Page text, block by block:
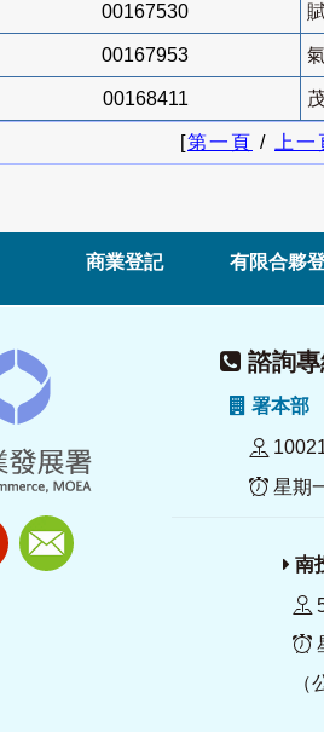
00167530
00167953
00168411
[第一頁 / 上一
商業登記 有限合夥
諮詢專
署本
星期
南
（